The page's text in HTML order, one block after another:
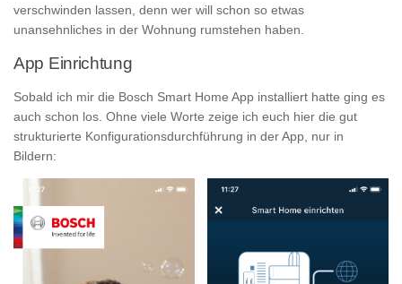
verschwinden lassen, denn wer will schon so etwas
unansehnliches in der Wohnung rumstehen haben.
App Einrichtung
Sobald ich mir die Bosch Smart Home App installiert hatte ging es
auch schon los. Ohne viele Worte zeige ich euch hier die gut
strukturierte Konfigurationsdurchführung in der App, nur in
Bildern: